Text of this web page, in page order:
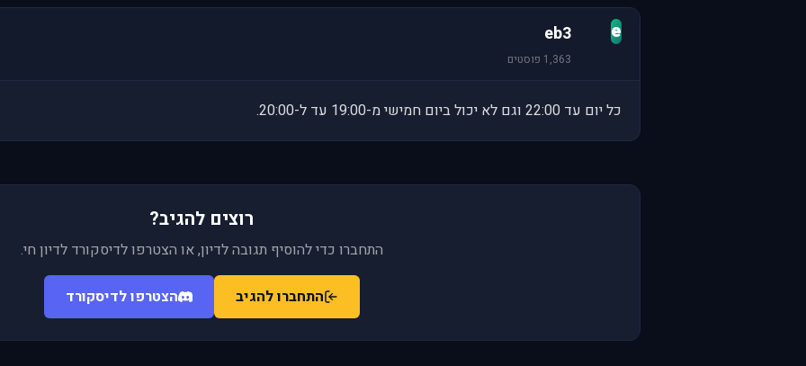
e
eb3
1,363 פוסטים
כל יום עד 22:00 וגם לא יכול ביום חמישי מ-19:00 עד ל-20:00.
רוצים להגיב?
התחברו כדי להוסיף תגובה לדיון, או הצטרפו לדיסקורד לדיון חי.
התחברו להגיב הצטרפו לדיסקורד